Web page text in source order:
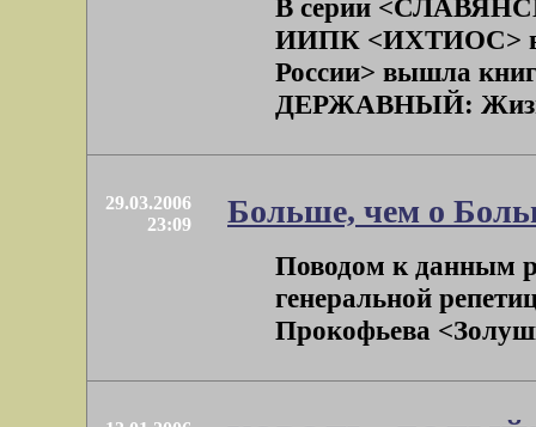
В серии
ИИПК <ИХТИОС> в
России> вышла
ДЕРЖАВНЫЙ:
29.03.2006
23:09
Больше, чем о
Поводом к данным
генеральной
Прокофьева